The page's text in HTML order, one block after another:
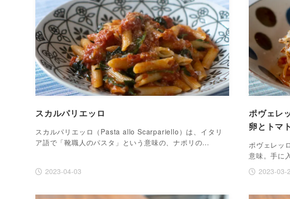
スカルパリエッロ
スカルパリエッロ（Pasta allo Scarpariello）は、イタリ
ア語で「靴職人のパスタ」という意味の、ナポリの…
2023-04-03
ポヴェレ
卵とトマ
ポヴェレッ
意味。手に
2023-03-